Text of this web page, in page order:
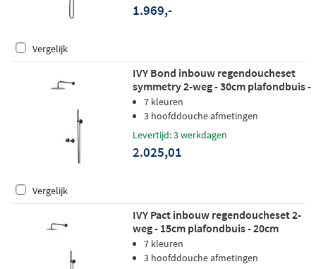
1.969,-
Vergelijk
IVY Bond inbouw regendoucheset
symmetry 2-weg - 30cm plafondbuis -
25cm slim hoofddouche - glijstang -
satin spray handdouche - zwart
7 kleuren
3 hoofddouche afmetingen
Levertijd: 3 werkdagen
2.025,01
Vergelijk
IVY Pact inbouw regendoucheset 2-
weg - 15cm plafondbuis - 20cm
medium hoofddouche rond -
glijstang - staafhanddouche - zwart
7 kleuren
3 hoofddouche afmetingen